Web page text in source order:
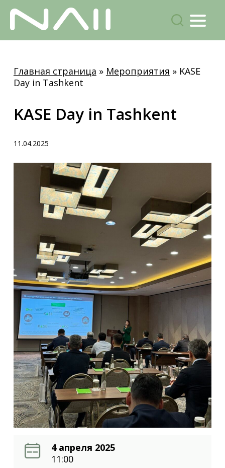
поиск
Menu
main
content
Главная страница » Мероприятия » KASE
Day in Tashkent
KASE Day in Tashkent
11.04.2025
4 апреля 2025
11:00